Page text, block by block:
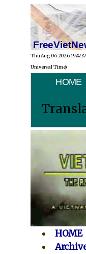
Thu Aug 06 2026
Universal Time)
HOME
HOME